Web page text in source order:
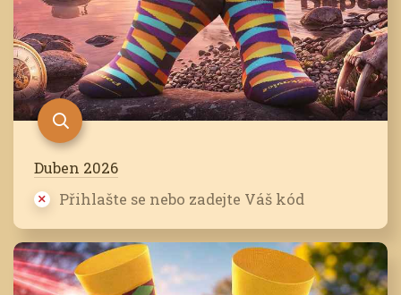
Duben 2026
Přihlašte se nebo zadejte Váš kód